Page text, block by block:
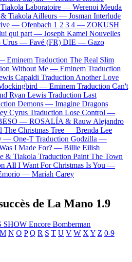
Tiakola Laboratoire — Werenoi Meuda
TiakolaAilleurs — Josman Interlude
— Ofenbach 1 2 3 4 — ZOKUSH
qui part — Joseph Kamel Nouvelles
Urus — Favé (FR) DIE — Gazo
Eminem Traduction The Real Slim
Without Me — Eminem Traduction
Capaldi Traduction Another Love
— Eminem Traduction Can't
Ryan Lewis Traduction Last
Demons — Imagine Dragons
Cyrus Traduction Lose Control —
— ROSALÍA & Rauw Alejandro
The Christmas Tree — Brenda Lee
— One-T Traduction Godzilla —
I Made For? — Billie Eilish
& Tiakola Traduction Paint The Town
All I Want For Christmas Is You —
— Mariah Carey
de La Mano 1.9
SHOW Encore Bomberman
M N O P Q R S T U V W X Y Z 0-9